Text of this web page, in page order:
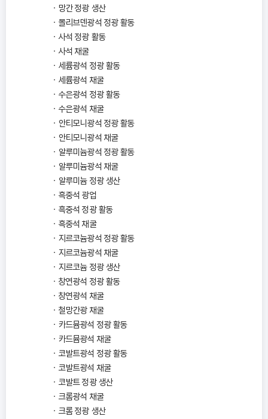
망간 정광 생산
몰리브덴광석 정광 활동
사석 정광 활동
사석 채굴
세륨광석 정광 활동
세륨광석 채굴
수은광석 정광 활동
수은광석 채굴
안티모니광석 정광 활동
안티모니광석 채굴
알루미늄광석 정광 활동
알루미늄광석 채굴
알루미늄 정광 생산
흑중석 광업
흑중석 정광 활동
흑중석 채굴
지르코늄광석 정광 활동
지르코늄광석 채굴
지르코늄 정광 생산
창연광석 정광 활동
창연광석 채굴
철망간광 채굴
카드뮴광석 정광 활동
카드뮴광석 채굴
코발트광석 정광 활동
코발트광석 채굴
코발트 정광 생산
크롬광석 채굴
크롬 정광 생산